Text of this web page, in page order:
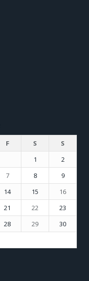
F S
S
1
2
7 8
9
14 15
16
21 22
23
28 29
30